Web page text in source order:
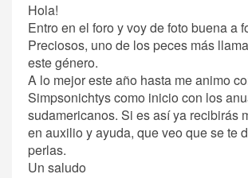
Hola!
Entro en el foro y voy de foto buena a
Preciosos, uno de los peces más
este género.
A lo mejor este año hasta me animo
Simpsonichtys como inicio con los
sudamericanos. Si es así ya recibirás
en auxilio y ayuda, que veo que se te
perlas.
Un saludo